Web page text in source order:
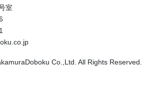
室
Co.,Ltd. All Rights Reserved.